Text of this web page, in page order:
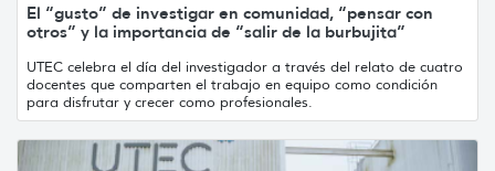
El “gusto” de investigar en comunidad, “pensar con
otros” y la importancia de “salir de la burbujita”
UTEC celebra el día del investigador a través del relato de cuatro
docentes que comparten el trabajo en equipo como condición
para disfrutar y crecer como profesionales.